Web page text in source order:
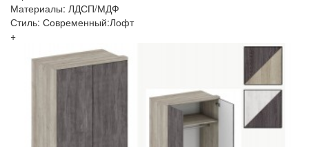
Материалы: ЛДСП/МДФ
Стиль: Современный:Лофт
+